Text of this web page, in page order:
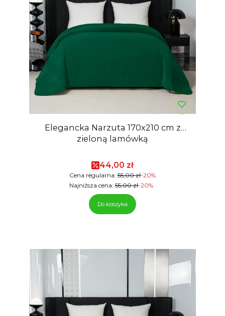
Elegancka Narzuta 170x210 cm z
zieloną lamówką
Cena promocyjna
44,00 zł
Cena regularna: 55,00 zł-20%
Najniższa cena: 55,00 zł-20%
Do koszyka